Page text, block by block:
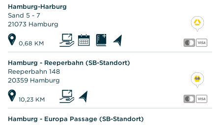
0,68 KM
Hamburg-Harburg
Sand 5 - 7
21073 Hamburg
10,23 KM
Hamburg - Reeperbahn (SB-Standort)
Reeperbahn 148
20359 Hamburg
Hamburg - Europa Passage (SB-Standort)